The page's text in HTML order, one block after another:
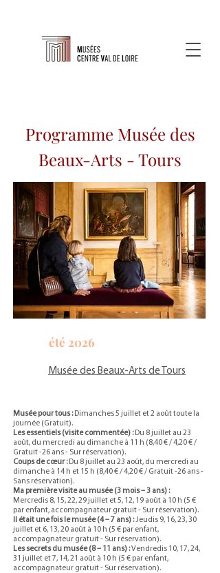
Programme Musée des
Beaux-Arts - Tours
été 2026
Musée des Beaux-Arts de Tours
Musée pour tous : Dimanches 5 juillet et 2 août toute la
journée (Gratuit).
Les essentiels (visite commentée) : Du 8 juillet au 23
août, du mercredi au dimanche à 11 h (8,40 € / 4,20 € /
Gratuit -26 ans - Sur réservation).
Coups de cœur :Du 8 juillet au 23 août, du mercredi au
dimanche à 14 h et 15 h (8,40 € / 4,20 € / Gratuit -26 ans -
Sans réservation).
Ma première visite au musée (3 mois – 3 ans) :
Mercredis 8, 15, 22, 29 juillet et 5, 12, 19 août à 10 h (5 €
par enfant, accompagnateur gratuit - Sur réservation).
Il était une fois le musée (4 – 7 ans) :Jeudis 9, 16, 23, 30
juillet et 6, 13, 20 août à 10 h (5 € par enfant,
accompagnateur gratuit - Sur réservation).
Les secrets du musée (8 – 11 ans) :Vendredis 10, 17, 24,
31 juillet et 7, 14, 21 août à 10 h (5 € par enfant,
accompagnateur gratuit - Sur réservation).